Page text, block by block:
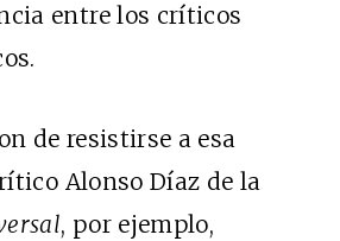
entre los críticos
de resistirse a esa
Alonso Díaz de la
, por ejemplo,